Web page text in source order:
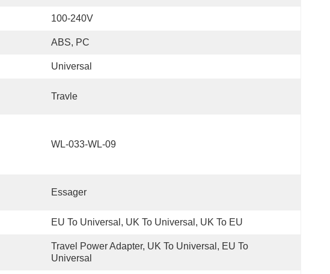
100-240V
ABS, PC
Universal
Travle
WL-033-WL-09
Essager
EU To Universal, UK To Universal, UK To EU
Travel Power Adapter, UK To Universal, EU To
Universal